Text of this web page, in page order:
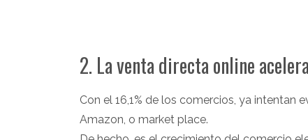
2. La venta directa online acelera
Con el 16,1% de los comercios, ya intentan
Amazon, o market place.